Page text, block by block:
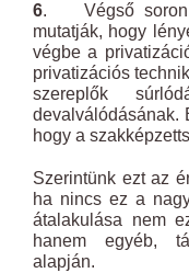
6. Végső soron
mutatják, hogy
végbe a
privatizációs
szereplők
devalválódásának.
hogy a
Szerintünk ezt az
ha nincs ez a
átalakulása nem
hanem egyéb,
alapján.